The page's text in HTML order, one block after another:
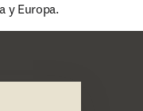
y Europa.